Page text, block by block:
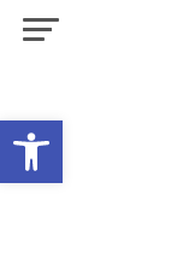
Open